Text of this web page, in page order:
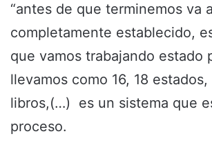
“antes de que terminemos va
completamente establecido,
que vamos trabajando estado
llevamos como 16, 18
libros,(…) es un sistema que
proceso.